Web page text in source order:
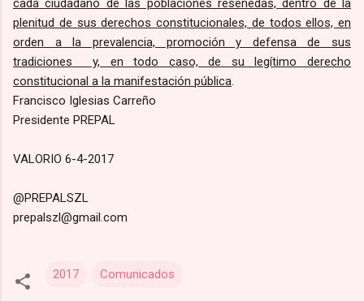
cada ciudadano de las poblaciones reseñedas, dentro de la
plenitud de sus derechos constitucionales, de todos ellos, en
orden a la prevalencia, promoción y defensa de sus
tradiciones y, en todo caso, de su legítimo derecho
constitucional a la manifestación pública.
Francisco Iglesias Carreño
Presidente PREPAL
VALORIO 6-4-2017
@PREPALSZL
prepalszl@gmail.com
2017 Comunicados